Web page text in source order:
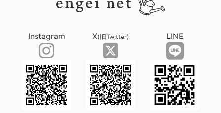
Instagram X(旧Twitter) LINE